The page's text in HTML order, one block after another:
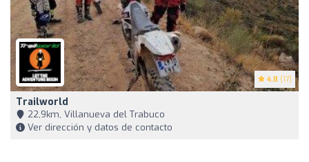
4.8 (17)
Trailworld
22,9km, Villanueva del Trabuco
Ver dirección y datos de contacto